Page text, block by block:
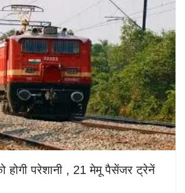
होगी परेशानी , 21 मेमू पैसेंजर ट्रेनें